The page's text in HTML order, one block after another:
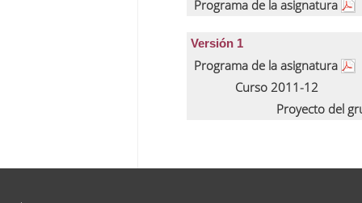
Programa de la asignatura
Versión 1
Programa de la asignatura
Curso 2011-12
Proyecto del